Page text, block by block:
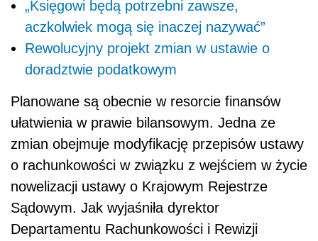
„Księgowi będą potrzebni zawsze,
aczkolwiek mogą się inaczej nazywać”
Rewolucyjny projekt zmian w ustawie o
doradztwie podatkowym
Planowane są obecnie w resorcie finansów
ułatwienia w prawie bilansowym. Jedna ze
zmian obejmuje modyfikację przepisów ustawy
o rachunkowości w związku z wejściem w życie
nowelizacji ustawy o Krajowym Rejestrze
Sądowym. Jak wyjaśniła dyrektor
Departamentu Rachunkowości i Rewizji